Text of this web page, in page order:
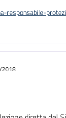
responsabile-